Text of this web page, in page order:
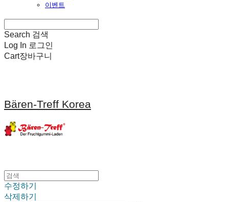
이벤트
Search 검색
Log In 로그인
Cart장바구니
Bären-Treff Korea
수정하기
삭제하기